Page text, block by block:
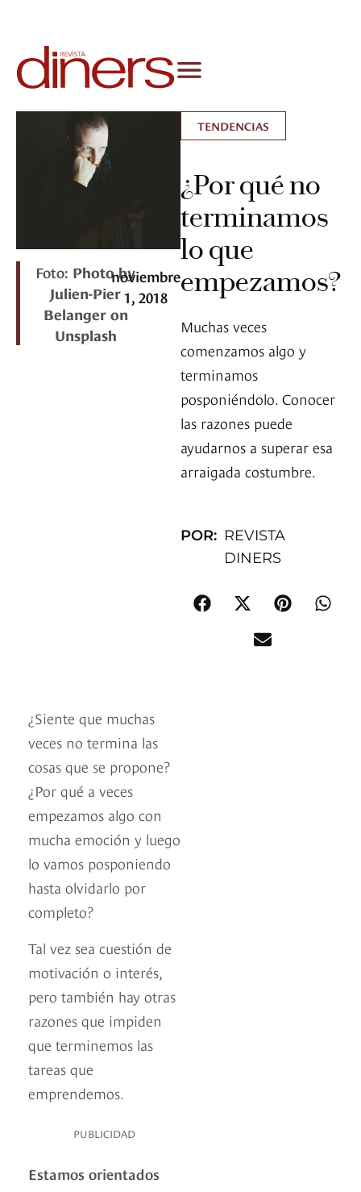
Foto: Photo by
Julien-Pier
Belanger on
Unsplash
noviembre
1, 2018
TENDENCIAS
¿Por qué no
terminamos
lo que
empezamos?
Muchas veces
comenzamos algo y
terminamos
posponiéndolo. Conocer
las razones puede
ayudarnos a superar esa
arraigada costumbre.
POR: REVISTA
DINERS
¿Siente que muchas
veces no termina las
cosas que se propone?
¿Por qué a veces
empezamos algo con
mucha emoción y luego
lo vamos posponiendo
hasta olvidarlo por
completo?
Tal vez sea cuestión de
motivación o interés,
pero también hay otras
razones que impiden
que terminemos las
tareas que
emprendemos.
PUBLICIDAD
Estamos orientados